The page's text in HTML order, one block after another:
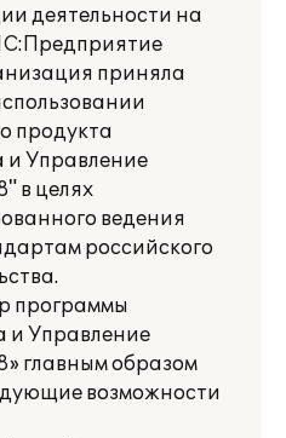
деятельности на
приняла
продукта
и Управление
в целях
ведения
российского
программы
и Управление
главным образом
возможности